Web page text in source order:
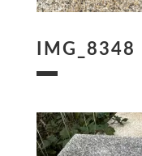
IMG_8348